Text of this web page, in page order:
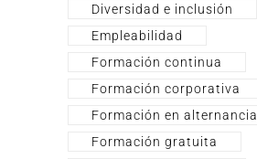
Diversidad e inclusión
Empleabilidad
Formación continua
Formación corporativa
Formación en alternancia
Formación gratuita